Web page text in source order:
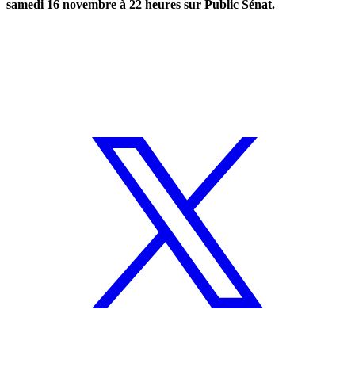
samedi 16 novembre à 22 heures sur Public Sénat.